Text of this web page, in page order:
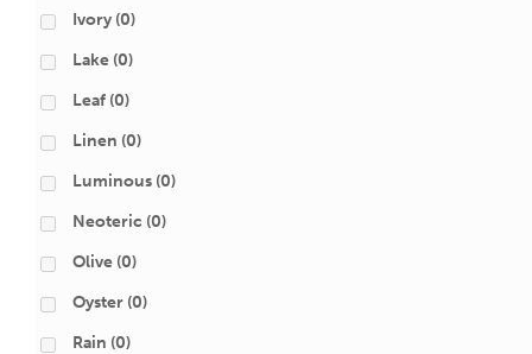
Ivory (0)
Lake (0)
Leaf (0)
Linen (0)
Luminous (0)
Neoteric (0)
Olive (0)
Oyster (0)
Rain (0)